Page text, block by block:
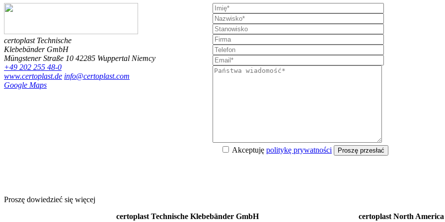
certoplast Technische
Klebebänder GmbH
Müngstener Straße 10 42285 Wuppertal Niemcy
+49 202 255 48-0
www.certoplast.de info@certoplast.com
Google Maps
Akceptuję politykę prywatności Proszę przesłać
Proszę dowiedzieć się więcej
certoplast Technische Klebebänder GmbH
certoplast North